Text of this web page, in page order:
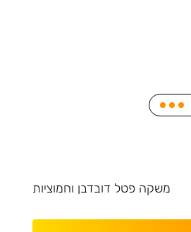
משקה פטל דובדבן וחמוציות